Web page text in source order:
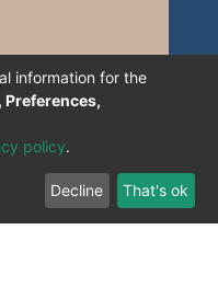
information for the
policy.
Decline That's ok